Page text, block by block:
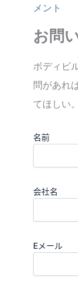
メント
お問
ボディビ
問があれ
てほしい。
名前
会社名
Eメール